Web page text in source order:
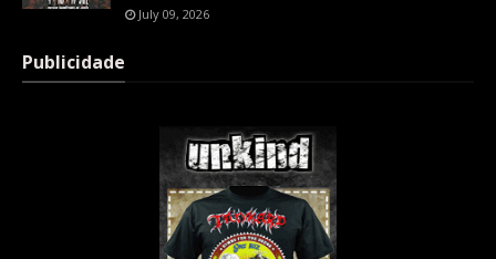
July 09, 2026
Publicidade